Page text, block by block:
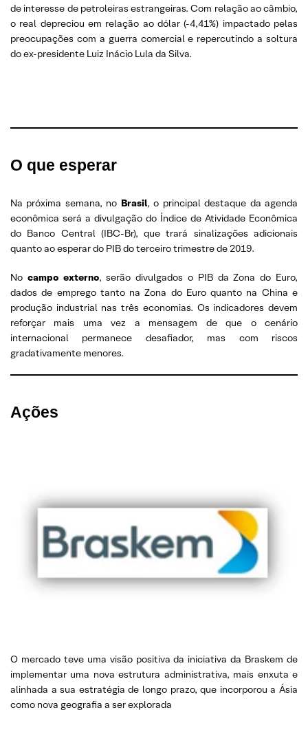
de interesse de petroleiras estrangeiras. Com relação ao câmbio,
o real depreciou em relação ao dólar (-4,41%) impactado pelas
preocupações com a guerra comercial e repercutindo a soltura
do ex-presidente Luiz Inácio Lula da Silva.
O que esperar
Na próxima semana, no Brasil, o principal destaque da agenda
econômica será a divulgação do Índice de Atividade Econômica
do Banco Central (IBC-Br), que trará sinalizações adicionais
quanto ao esperar do PIB do terceiro trimestre de 2019.
No campo externo, serão divulgados o PIB da Zona do Euro,
dados de emprego tanto na Zona do Euro quanto na China e
produção industrial nas três economias. Os indicadores devem
reforçar mais uma vez a mensagem de que o cenário
internacional permanece desafiador, mas com riscos
gradativamente menores.
Ações
O mercado teve uma visão positiva da iniciativa da Braskem de
implementar uma nova estrutura administrativa, mais enxuta e
alinhada a sua estratégia de longo prazo, que incorporou a Ásia
como nova geografia a ser explorada